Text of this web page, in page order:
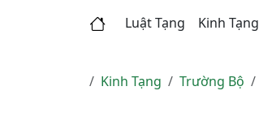
Luật Tạng Kinh Tạng
Kinh Tạng Trường Bộ